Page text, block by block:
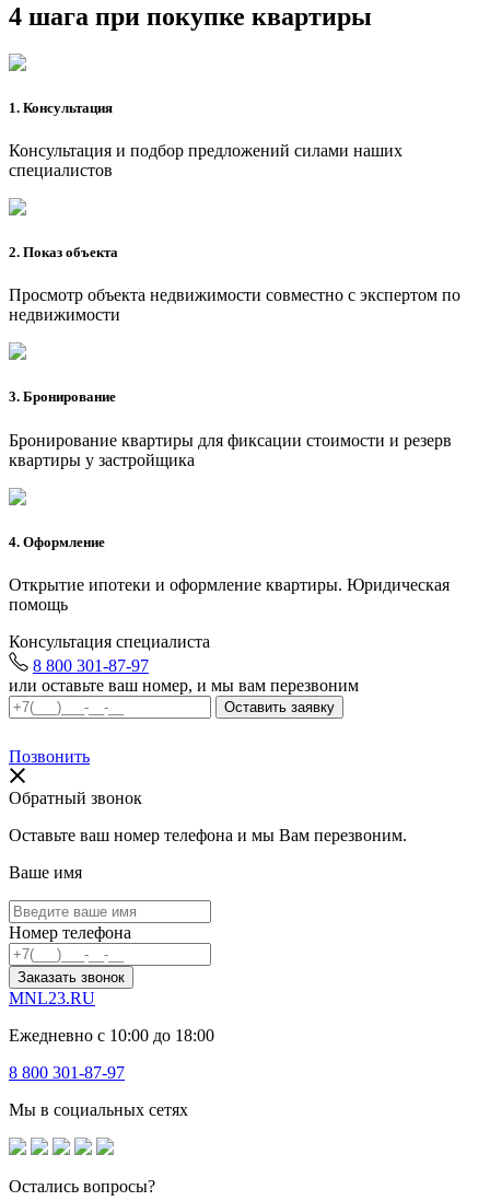
4 шага при покупке квартиры
1. Консультация
Консультация и подбор предложений силами наших
специалистов
2. Показ объекта
Просмотр объекта недвижимости совместно с экспертом по
недвижимости
3. Бронирование
Бронирование квартиры для фиксации стоимости и резерв
квартиры у застройщика
4. Оформление
Открытие ипотеки и оформление квартиры. Юридическая
помощь
Консультация специалиста
8 800 301-87-97
или оставьте ваш номер, и мы вам перезвоним
Позвонить
Обратный звонок
Оставьте ваш номер телефона и мы Вам перезвоним.
Ваше имя
Номер телефона
Заказать звонок
MNL23.RU
Ежедневно с 10:00 до 18:00
8 800 301-87-97
Мы в социальных сетях
Остались вопросы?